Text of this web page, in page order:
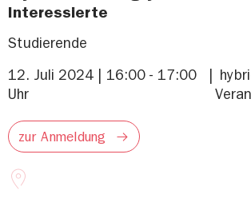
Interessierte
Studierende
12. Juli 2024 | 16:00 - 17:00
Uhr
zur Anmeldung